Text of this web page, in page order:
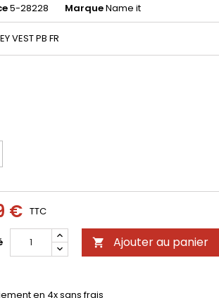
5-28228 MarqueName it
VEST PB FR
€ TTC
 Ajouter au panier
en 4x sans frais